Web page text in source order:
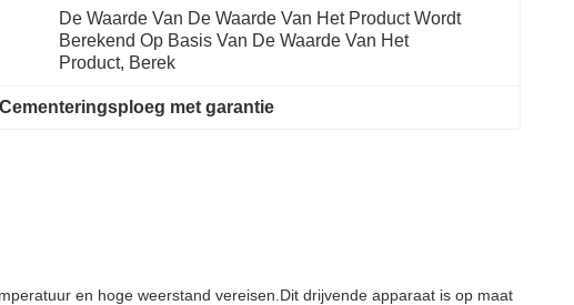
De Waarde Van De Waarde Van Het Product Wordt
Berekend Op Basis Van De Waarde Van Het
Product, Berek
Cementeringsploeg met garantie
en hoge weerstand vereisen.Dit drijvende apparaat is op maat